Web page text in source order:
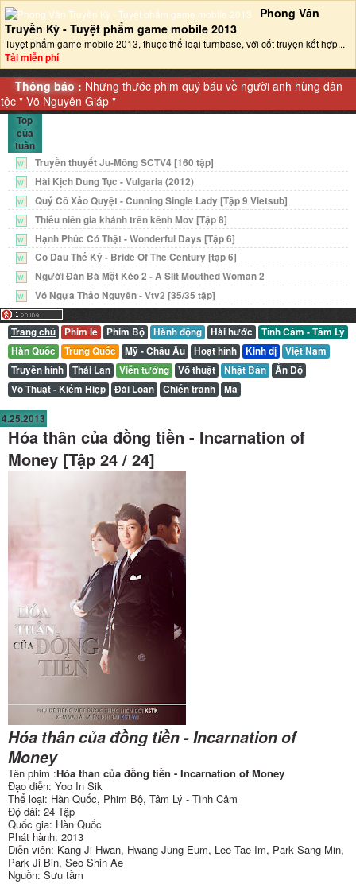
Phong Vân
Truyền Kỳ - Tuyệt phẩm game mobile 2013‎
Tuyệt phẩm game mobile 2013, thuộc thể loại turnbase, với cốt truyện kết hợp...
Tải miễn phí
Thông báo : Những thước phim quý báu về người anh hùng dân
tộc "Võ Nguyên Giáp "
Top
của
tuần
W Truyền thuyết Ju-Mông SCTV4 [160 tập]
W Hài Kịch Dung Tục - Vulgaria (2012)
W Quý Cô Xảo Quyệt - Cunning Single Lady [Tập 9 Vietsub]
W Thiếu niên gia khánh trên kênh Mov [Tập 8]
W Hạnh Phúc Có Thật - Wonderful Days [Tập 6]
W Cô Dâu Thế Kỷ - Bride Of The Century [tập 6]
W Người Đàn Bà Mặt Kéo 2 - A Slit Mouthed Woman 2
W Vó Ngựa Thảo Nguyên - Vtv2 [35/35 tập]
Trang chủ Phim lẻ Phim Bộ Hành động Hài hước
Tình Cảm - Tâm Lý
Hàn Quốc
Trung Quốc Mỹ - Châu Âu Hoạt hình Kinh dị
Việt Nam
Truyền hình
Thái Lan Viễn tưởng Võ thuật Nhật Bản
Ấn Độ
Võ Thuật - Kiếm Hiệp
Đài Loan Chiến tranh Ma
4.25.2013
Hóa thân của đồng tiền - Incarnation of
Money [Tập 24 / 24]
Hóa thân của đồng tiền - Incarnation of
Money
Tên phim :Hóa than của đồng tiền - Incarnation of Money
Đạo diễn: Yoo In Sik
Thể loại: Hàn Quốc, Phim Bộ, Tâm Lý - Tình Cảm
Độ dài: 24 Tập
Quốc gia: Hàn Quốc
Phát hành: 2013
Diễn viên: Kang Ji Hwan, Hwang Jung Eum, Lee Tae Im, Park Sang Min,
Park Ji Bin, Seo Shin Ae
Nguồn: Sưu tầm